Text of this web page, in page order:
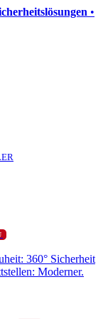
•
360° Sicherheit
Moderner.